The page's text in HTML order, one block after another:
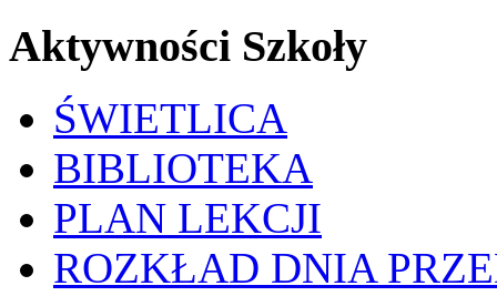
Aktywności Szkoły
ŚWIETLICA
BIBLIOTEKA
PLAN LEKCJI
ROZKŁAD DNIA